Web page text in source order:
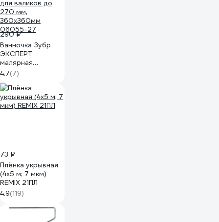
290 ₽
Ванночка Зубр
ЭКСПЕРТ
малярная
пластмассовая,
для валиков до
270 мм,
360x360мм
06055-27
4.7(7)
73 ₽
Плёнка укрывная
(4х5 м; 7 мкм)
REMIX 21ПЛ
4.9(119)